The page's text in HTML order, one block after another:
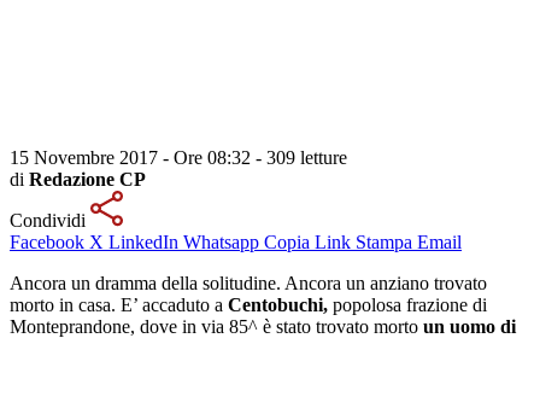
15 Novembre 2017 - Ore 08:32 - 309 letture
di Redazione CP
Condividi
Facebook X LinkedIn Whatsapp Copia Link Stampa Email
Ancora un dramma della solitudine. Ancora un anziano trovato
morto in casa. E’ accaduto a Centobuchi, popolosa frazione di
Monteprandone, dove in via 85^ è stato trovato morto un uomo di